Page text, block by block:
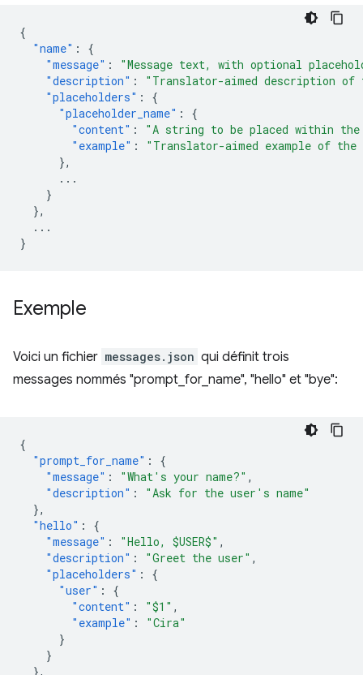
{
"name" :
{
"message" :
"Message text, with optional
"description" :
"Translator-aimed description of
"placeholders" :
{
"placeholder_name" :
{
"content" :
"A string to be placed within the
"example" :
"Translator-aimed example of
},
...
}
},
...
}
Exemple
Voici un fichier messages.json qui définit trois
messages nommés "prompt_for_name", "hello" et "bye":
{
"prompt_for_name" :
{
"message" : "What's your name?" ,
"description" :
"Ask for the user's name"
},
"hello" :
{
"message" : "Hello, $USER$" ,
"description" : "Greet the user" ,
"placeholders" :
{
"user" :
{
"content" : "$1" ,
"example" :
"Cira"
}
}
},